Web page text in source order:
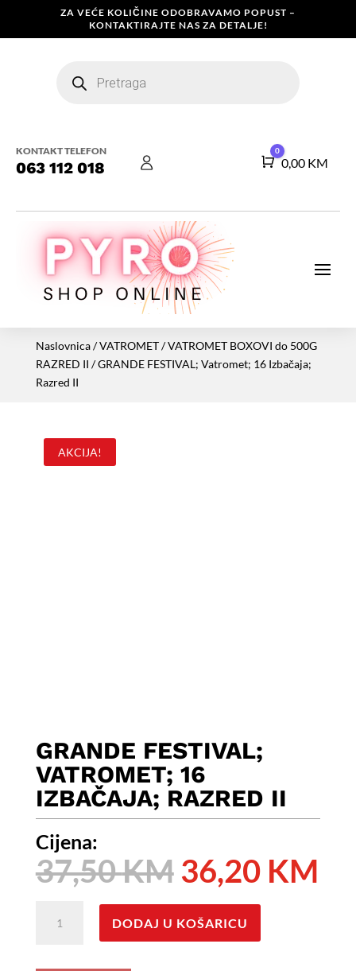
ZA VEĆE KOLIČINE ODOBRAVAMO POPUST –
KONTAKTIRAJTE NAS ZA DETALJE!
search
KONTAKT TELEFON
063 112 018 Košarica
0
0,00 KM
Naslovnica/VATROMET/VATROMET BOXOVI do 500G
RAZRED II / GRANDE FESTIVAL; Vatromet; 16 Izbačaja;
Razred II
AKCIJA!
GRANDE FESTIVAL;
VATROMET; 16
IZBAČAJA; RAZRED II
Cijena:
37,50KM Izvorna
cijena
bila
je:
37,50 KM.
36,20 KM
FESTIVAL;
DODAJ U KOŠARICU